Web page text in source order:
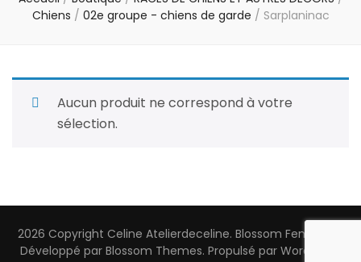
Chiens / 02e groupe - chiens de garde / Sarplaninac
Aucun produit ne correspond à votre
sélection.
2026 Copyright Celine Atelierdeceline. Blossom Feminine |
Développé par Blossom Themes. Propulsé par WordPress